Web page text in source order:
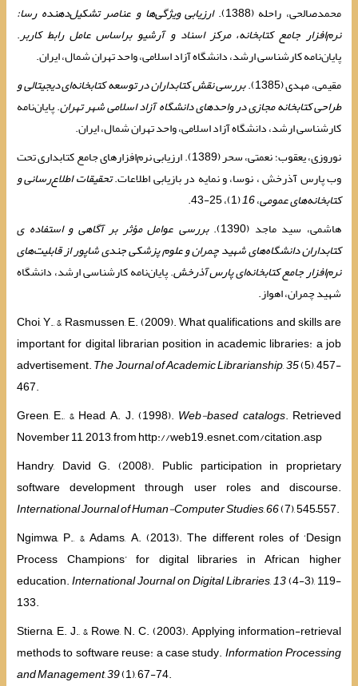
محمدصالحی، راحله (1388).
ارزیابی ویژگی‌ها و عناصر تشکیل‌دهنده رسا:
نرم‌افزار جامع کتابخانه، مرکز اسناد و آرشیو براساس عامل رابط کاربر.
پایان‌نامه کارشناسی ارشد، دانشگاه آزاد اسلامی، واحد تهران شمال، ایران.
مقیمی، مهدی (1385).
بررسی نقش کتابداران در توسعه کتابخانه‌ای دیجیتالی و
طراحی کتابخانه مجازی در واحدهای دانشگاه آزاد اسلامی شهر تهران. پایان‌نامه
کارشناسی ارشد، دانشگاه آزاد اسلامی، واحد تهران شمال، ایران.
نوروزی، یعقوب؛ نعمتی، سحر (1389). ارزیابی نرم‌افزارهای جامع کتابداری تحت
وب پارس آذرخش ، نوسا، و نمایه در بازیابی اطلاعات.تحقیقات اطلاع‌رسانی و
کتابخانه‌های عمومی،16(1)، 25-43.
هاشمی، سید ماجد (1390).
بررسی عوامل مؤثر بر آگاهی و استفاده ی
کتابداران دانشگاه‌های شهید چمران و علوم پزشکی جندی شاپور از قابلیت‌های
نرم‌افزار جامع کتابخانه‌ای پارس آذرخش. پایان‌نامه کارشناسی ارشد، دانشگاه
شهید چمران، اهواز.
Choi, Y., & Rasmussen, E. (2009). What qualifications and skills are
important for digital librarian position in academic libraries: a job
advertisement.The Journal of Academic Librarianship,35(5), 457-
467.
Green, E., & Head, A. J. (1998). Web-based catalogs. Retrieved
November 11, 2013, from http://web19.esnet.com/citation.asp
Handry, David G. (2008). Public participation in proprietary
software development through user roles and discourse.
International Journal of Human-Computer Studies,66(7), 545–557.
Ngimwa, P., & Adams, A. (2013). The different roles of ‘Design
Process Champions’ for digital libraries in African higher
education.International Journal on Digital Libraries,13(4-3), 119-
133.
Stierna, E. J., & Rowe, N. C. (2003). Applying information-retrieval
methods to software reuse: a case study.Information Processing
and Management,39(1), 67-74.